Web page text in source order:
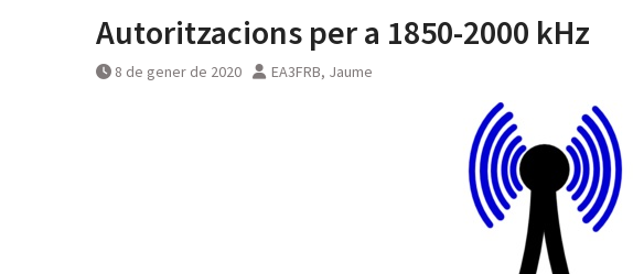
Autoritzacions per a 1850-2000 kHz
8 de gener de 2020 EA3FRB, Jaume